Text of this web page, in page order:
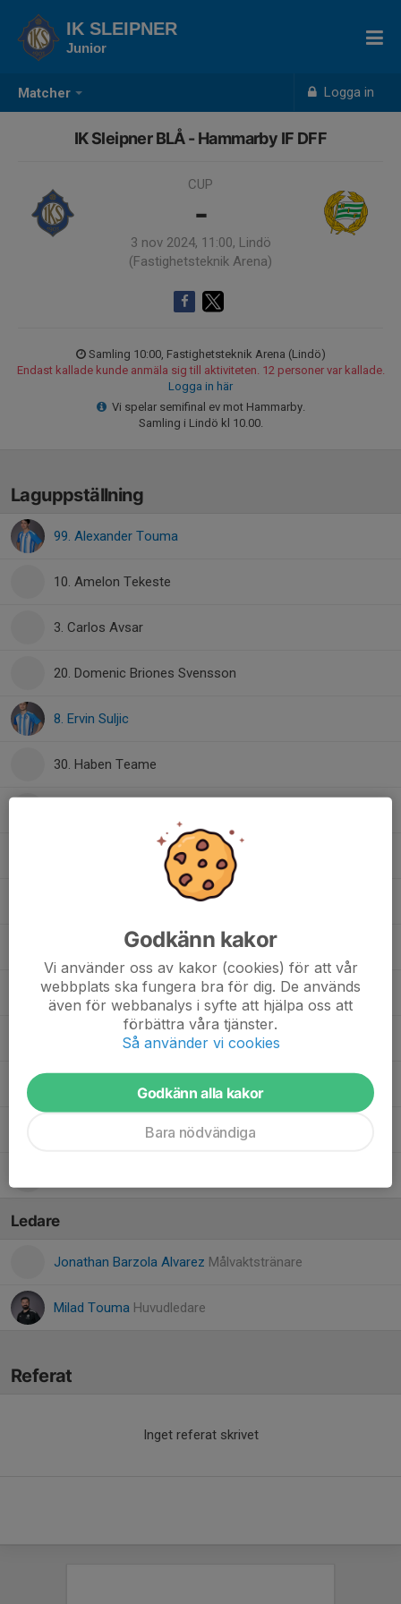
Matcher Logga in
IK SLEIPNER
Junior
IK Sleipner BLÅ - Hammarby IF DFF
CUP
-
3 nov 2024, 11:00, Lindö
(Fastighetsteknik Arena)
Samling 10:00, Fastighetsteknik Arena (Lindö)
Endast kallade kunde anmäla sig till aktiviteten. 12 personer var kallade.
Logga in här
Vi spelar semifinal ev mot Hammarby.
Samling i Lindö kl 10.00.
Laguppställning
99. Alexander Touma
10. Amelon Tekeste
3. Carlos Avsar
20. Domenic Briones Svensson
8. Ervin Suljic
30. Haben Teame
21. Magdis Abdi
47. Melvin Mesetovic
6. Nabay Henok
11. Nabil Abshir Mohammed
3. Niklas Barzola
Ledare
Jonathan Barzola Alvarez Målvaktstränare
Milad Touma Huvudledare
Referat
Inget referat skrivet
Godkänn kakor
Vi använder oss av kakor (cookies) för att vår
webbplats ska fungera bra för dig. De används
även för webbanalys i syfte att hjälpa oss att
förbättra våra tjänster.
Så använder vi cookies
Godkänn alla kakor
Bara nödvändiga